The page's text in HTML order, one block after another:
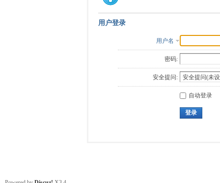
用户登录
用户名
密码:
安全提问:
自动登录
登录